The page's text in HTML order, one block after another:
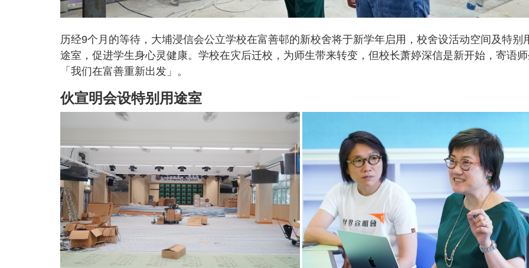
历经9个月的等待，大埔浸信会公立学校在富善邨的新校舍将于新学年启用，校舍设活动空间及特别
途室，促进学生身心灵健康。学校在灾后迁校，为师生带来转变，但校长萧婷深信是新开始，寄语
「我们在富善重新出发」。
伙宣明会设特别用途室